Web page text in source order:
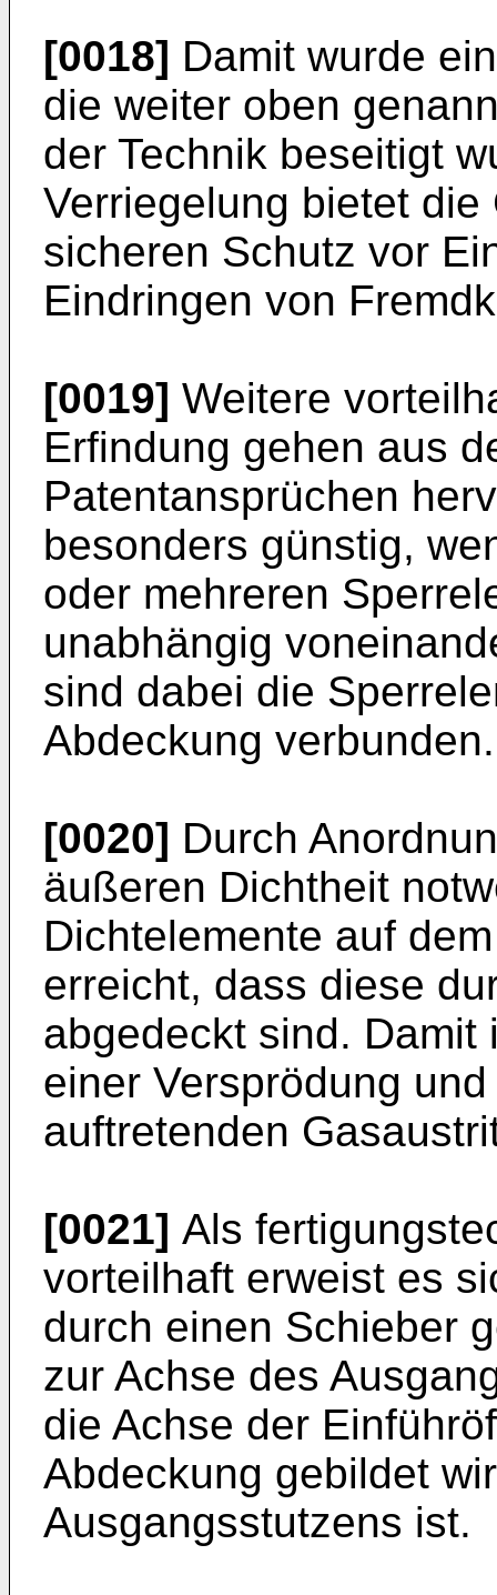
[0018] Damit wurde
die weiter oben
der Technik beseitigt
Verriegelung bietet
sicheren Schutz vor
Eindringen von
[0019] Weitere
Erfindung gehen aus
Patentansprüchen
besonders günstig,
oder mehreren
unabhängig
sind dabei die
Abdeckung verbunden.
[0020] Durch
äußeren Dichtheit
Dichtelemente auf
erreicht, dass diese
abgedeckt sind. Damit
einer Versprödung
auftretenden
[0021] Als
vorteilhaft erweist es
durch einen Schieber
zur Achse des
die Achse der
Abdeckung gebildet
Ausgangsstutzens ist.